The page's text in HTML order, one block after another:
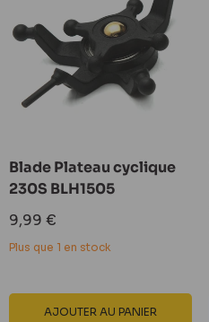
Blade Plateau cyclique
230S BLH1505
Prix
réduit
9,99 €
Plus que 1 en stock
AJOUTER AU PANIER